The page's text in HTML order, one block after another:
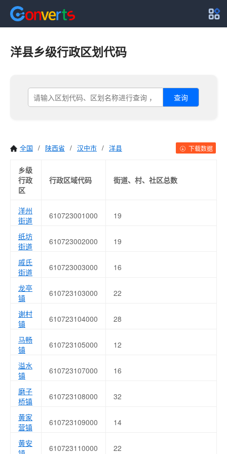
洋县乡级行政区划代码
查询
全国 / 陕西省 / 汉中市 / 洋县 下载数据
乡级
行政
区
行政区域代码 街道、村、社区总数
洋州
街道
610723001000 19
纸坊
街道
610723002000 19
戚氏
街道
610723003000 16
龙亭
镇
610723103000 22
谢村
镇
610723104000 28
马畅
镇
610723105000 12
溢水
镇
610723107000 16
磨子
桥镇
610723108000 32
黄家
营镇
610723109000 14
黄安
610723110000 22